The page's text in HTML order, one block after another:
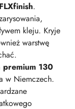
.
kleju. Kryje
warstwę
premium 130
w Niemczech.